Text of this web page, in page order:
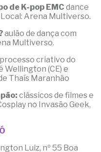
de K-pop EMC dance
Arena Multiverso.
aulão de dança com
Multiverso.
criativo do
Wellington (CE) e
Thaís Maranhão
clássicos de filmes e
no Invasão Geek,
Luiz, nº 55 Boa